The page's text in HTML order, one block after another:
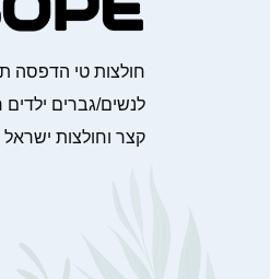
חולצות טי הדפסה
לנשים/גברים ילדים
קצר וחולצות